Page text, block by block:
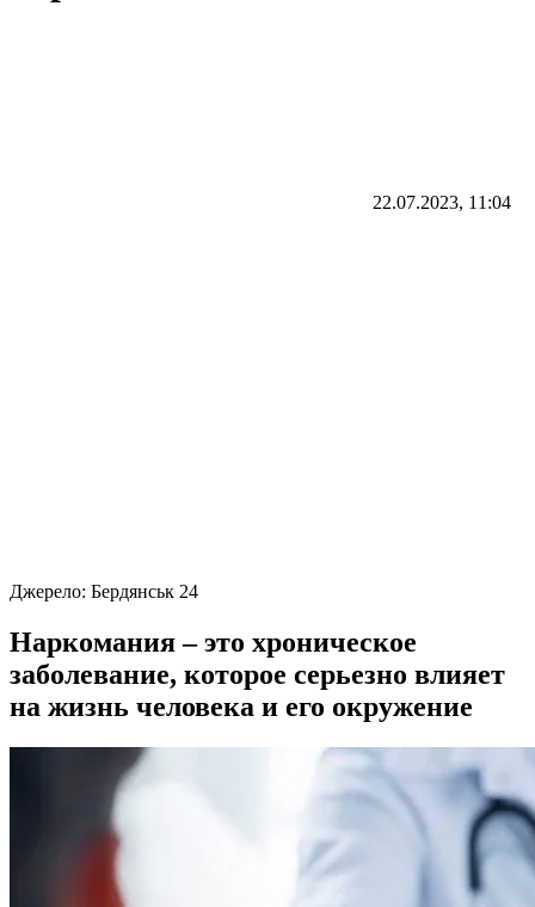
22.07.2023, 11:04
Джерело: Бердянськ 24
Наркомания – это хроническое
заболевание, которое серьезно влияет
на жизнь человека и его окружение